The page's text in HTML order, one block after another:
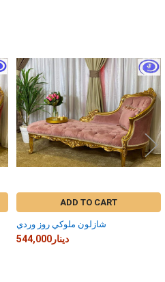
ADD TO CART
شازلون ملوكي روز وردي
544,000دينار